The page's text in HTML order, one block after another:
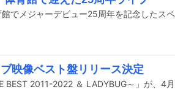
映像ベスト盤リリース決定